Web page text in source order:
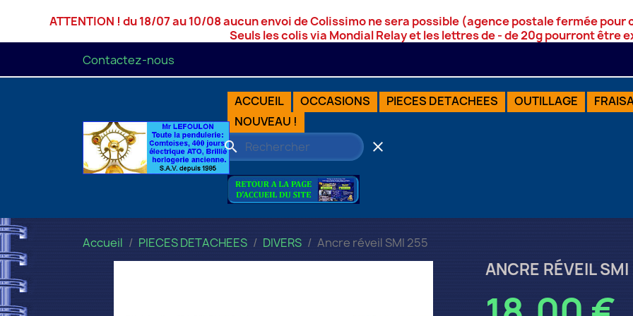
ATTENTION ! du 18/07 au 10/08 aucun envoi de Colissimo ne sera possible (agence postale fermée pour
Seuls les colis via Mondial Relay et les lettres de - de 20g pourront être
Contactez-nous
ACCUEIL OCCASIONS PIECES DETACHEES OUTILLAGE
NOUVEAU !
search clear
Accueil PIECES DETACHEES DIVERS Ancre réveil SMI 255
ANCRE RÉVEIL